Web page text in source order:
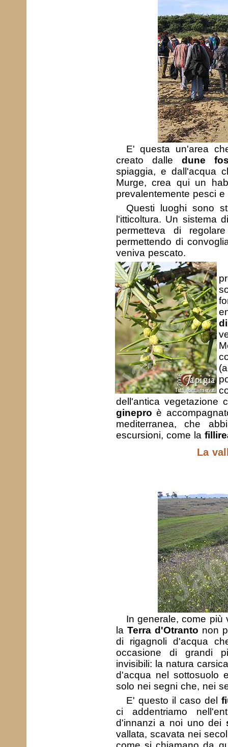
E' questa un'area
creato dalledune
spiaggia, e dall'acqua
Murge, crea qui un
prevalentemente pesci
Questi luoghi sono
l'itticoltura. Un sistema
permetteva di
permettendo di
veniva pescato.
dell'antica vegetazione
ginepro è
mediterranea, che
escursioni, come la
La
In generale, come più
la Terra d'Otranto non
di rigagnoli d'acqua
occasione di grandi
invisibili: la natura
d'acqua nel sottosuolo
solo nei segni che, nei
E' questo il caso del
ci addentriamo
d'innanzi a noi uno dei
vallata, scavata nei